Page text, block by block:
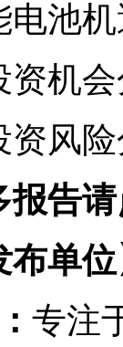
电池
资机
资风
告请
布单位
专注